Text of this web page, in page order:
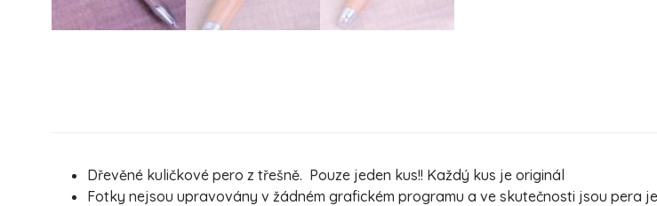
Dřevěné kuličkové pero z třešně. Pouze jeden kus!! Každý kus je originál
Fotky nejsou upravovány v žádném grafickém programu a ve skutečnosti jsou pera